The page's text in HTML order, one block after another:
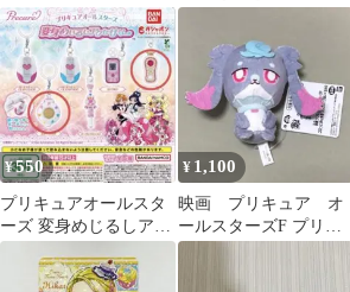
ットジュエリーチャー
ム２＆グミ セット
アDX ファイトコレク
¥550
プリキュアオールスタ
ーズ 変身めじるしアク
セサリー
¥ 1,100
映画 プリキュア オ
ールスターズF プリフ
ェイス ぬいぐるみ